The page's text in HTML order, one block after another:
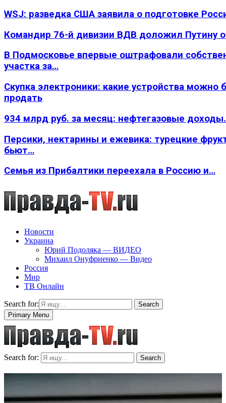
WSJ: разведка США заявила о подготовке
Командир 76-й дивизии ВДВ доложил Путину
В Подмосковье впервые оштрафовали
участка за…
Скупка электроники: какие устройства можно
продать
934 млрд руб. за месяц: нефтегазовые
Персики, нектарины и ежевика: турецкие
бьют…
Семья из Прибалтики переехала в Россию и…
Новости
Украина
Юрий Подоляка — ВИДЕО
Михаил Онуфриенко — Видео
Россия
Мир
ТВ Онлайн
Search for:
Search
Primary Menu
Search for: Search